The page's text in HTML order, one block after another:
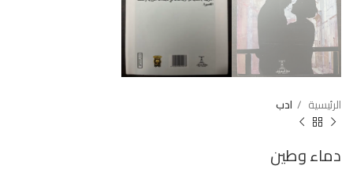
الرئيسية ادب
دماء وطين